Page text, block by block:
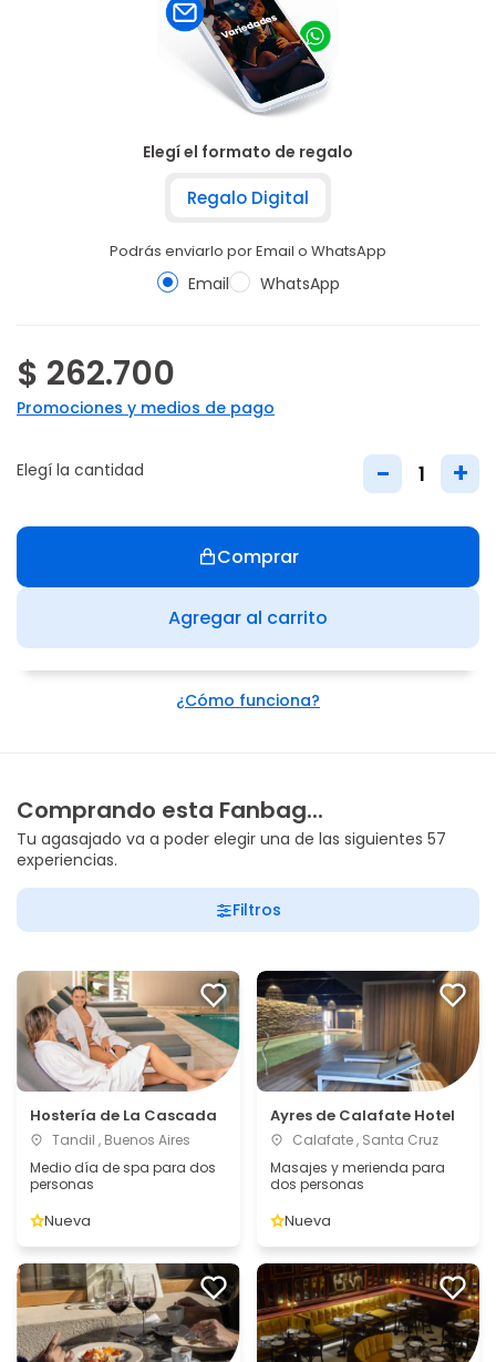
Elegí el formato de regalo
Regalo Digital
Podrás enviarlo por Email o WhatsApp
Email WhatsApp
$ 262.700
Promociones y medios de pago
Elegí la cantidad - +
Agregar al carrito
Comprar
¿Cómo funciona?
Comprando esta Fanbag...
Tu agasajado va a poder elegir una de las siguientes 57
experiencias.
Filtros
Hostería de La Cascada
Tandil , Buenos Aires
Medio día de spa para dos
personas
Nueva
Ayres de Calafate Hotel
Calafate , Santa Cruz
Masajes y merienda para
dos personas
Nueva